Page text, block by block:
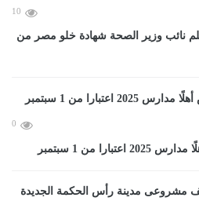
10
نائب وزير الصحة شهادة خلو مصر من
0
من 1 سبتمبر